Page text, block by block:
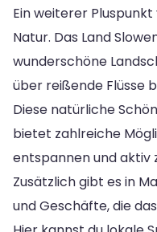
Ein weiterer
Natur. Das Land
wunderschöne
über reißende Flüsse
Diese natürliche
bietet zahlreiche
entspannen und aktiv
Zusätzlich gibt es in
und Geschäfte, die